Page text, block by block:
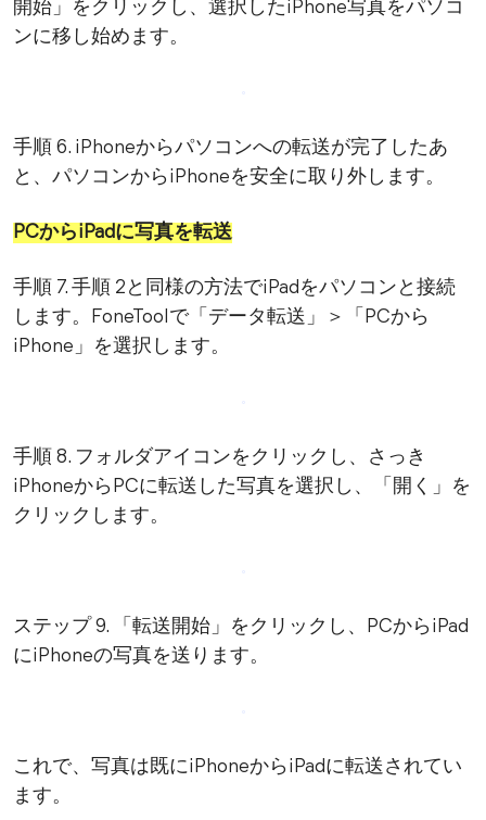
開始」をクリックし、選択したiPhone写真をパソコ
ンに移し始めます。
手順 6. iPhoneからパソコンへの転送が完了したあ
と、パソコンからiPhoneを安全に取り外します。
PCからiPadに写真を転送
手順 7. 手順 2と同様の方法でiPadをパソコンと接続
します。FoneToolで「データ転送」＞「PCから
iPhone」を選択します。
手順 8. フォルダアイコンをクリックし、さっき
iPhoneからPCに転送した写真を選択し、「開く」を
クリックします。
ステップ 9. 「転送開始」をクリックし、PCからiPad
にiPhoneの写真を送ります。
これで、写真は既にiPhoneからiPadに転送されてい
ます。